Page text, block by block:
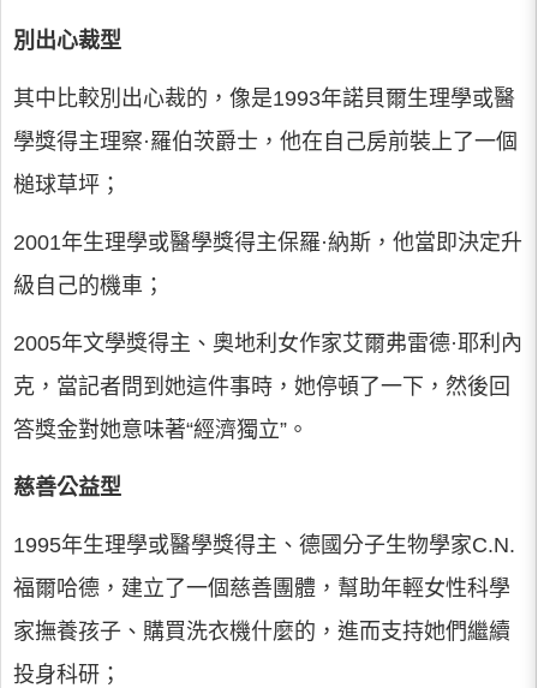
別出心裁型
其中比較別出心裁的，像是1993年諾貝爾生理學或醫
學獎得主理察·羅伯茨爵士，他在自己房前裝上了一個
槌球草坪；
2001年生理學或醫學獎得主保羅·納斯，他當即決定升
級自己的機車；
2005年文學獎得主、奧地利女作家艾爾弗雷德·耶利內
克，當記者問到她這件事時，她停頓了一下，然後回
答獎金對她意味著“經濟獨立”。
慈善公益型
1995年生理學或醫學獎得主、德國分子生物學家C.N.
福爾哈德，建立了一個慈善團體，幫助年輕女性科學
家撫養孩子、購買洗衣機什麼的，進而支持她們繼續
投身科研；